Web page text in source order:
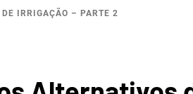
IRRIGAÇÃO – PARTE 2